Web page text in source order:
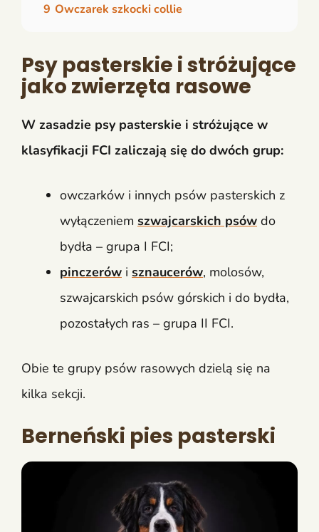
9 Owczarek szkocki collie
Psy pasterskie i stróżujące
jako zwierzęta rasowe
W zasadzie psy pasterskie i stróżujące w
klasyfikacji FCI zaliczają się do dwóch grup:
owczarków i innych psów pasterskich z
wyłączeniem szwajcarskich psów do
bydła – grupa I FCI;
pinczerów i sznaucerów, molosów,
szwajcarskich psów górskich i do bydła,
pozostałych ras – grupa II FCI.
Obie te grupy psów rasowych dzielą się na
kilka sekcji.
Berneński pies pasterski